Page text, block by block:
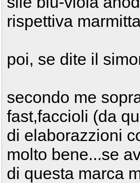
rispettiva
poi, se dite il
secondo me
fast,faccioli (da
di elaborazzioni
molto bene...se
di questa marca